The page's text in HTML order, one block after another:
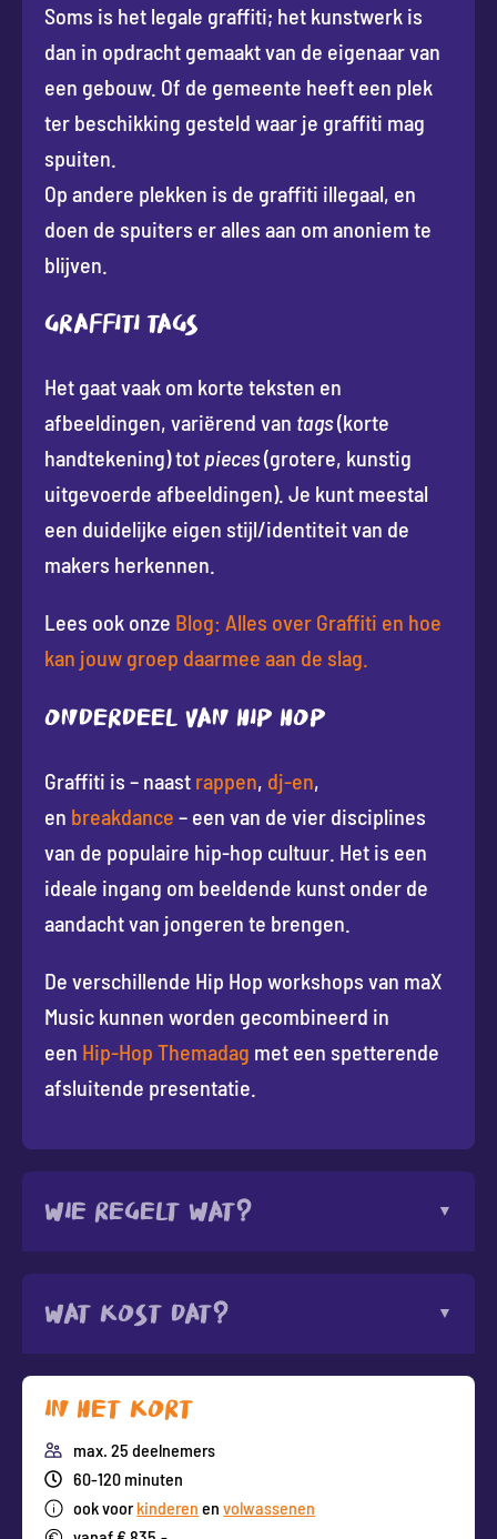
Soms is het legale graffiti; het kunstwerk is
dan in opdracht gemaakt van de eigenaar van
een gebouw. Of de gemeente heeft een plek
ter beschikking gesteld waar je graffiti mag
spuiten.
Op andere plekken is de graffiti illegaal, en
doen de spuiters er alles aan om anoniem te
blijven.
Graffiti tags
Het gaat vaak om korte teksten en
afbeeldingen, variërend van tags(korte
handtekening) tot pieces(grotere, kunstig
uitgevoerde afbeeldingen). Je kunt meestal
een duidelijke eigen stijl/identiteit van de
makers herkennen.
Lees ook onze Blog: Alles over Graffiti en hoe
kan jouw groep daarmee aan de slag.
Onderdeel van hip hop
Graffiti is – naast rappen, dj-en,
en breakdance – een van de vier disciplines
van de populaire hip-hop cultuur. Het is een
ideale ingang om beeldende kunst onder de
aandacht van jongeren te brengen.
De verschillende Hip Hop workshops van maX
Music kunnen worden gecombineerd in
een Hip-Hop Themadag met een spetterende
afsluitende presentatie.
Wie regelt wat?
Wat kost dat?
In het kort
max. 25 deelnemers
60-120 minuten
ook voorkinderen envolwassenen